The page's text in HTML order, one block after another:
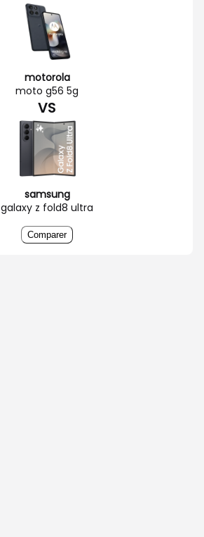
motorola
moto g56 5g
VS
samsung
galaxy z fold8 ultra
Comparer